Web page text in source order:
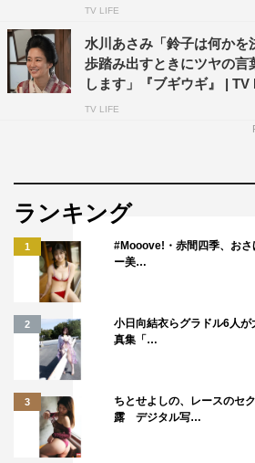
『ブギウギ』水上恒司
＜役柄＞
大阪にある日本随一の演芸会社・村
の大ファンだったが、やがてお互い
さまざまな逆境を二人で乗り越え、
響を与える運命の相手。
＜コメント＞
TV LIFE
水川あさみ「鈴子は何かを
歩踏み出すときにツヤの言
します」『ブギウギ』 | TV
TV LIFE
ランキング
1
#Mooove!・赤間四季、お
ー美…
2
小日向結衣らグラドル6人
真集「…
3
ちとせよしの、レースのセ
露 デジタル写…